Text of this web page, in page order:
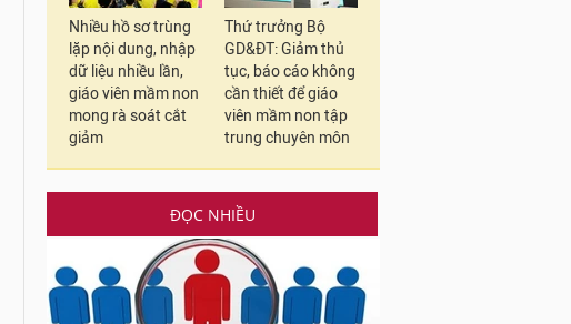
Nhiều hồ sơ trùng
lặp nội dung, nhập
dữ liệu nhiều lần,
giáo viên mầm non
mong rà soát cắt
giảm
Thứ trưởng Bộ
GD&ĐT: Giảm thủ
tục, báo cáo không
cần thiết để giáo
viên mầm non tập
trung chuyên môn
ĐỌC NHIỀU